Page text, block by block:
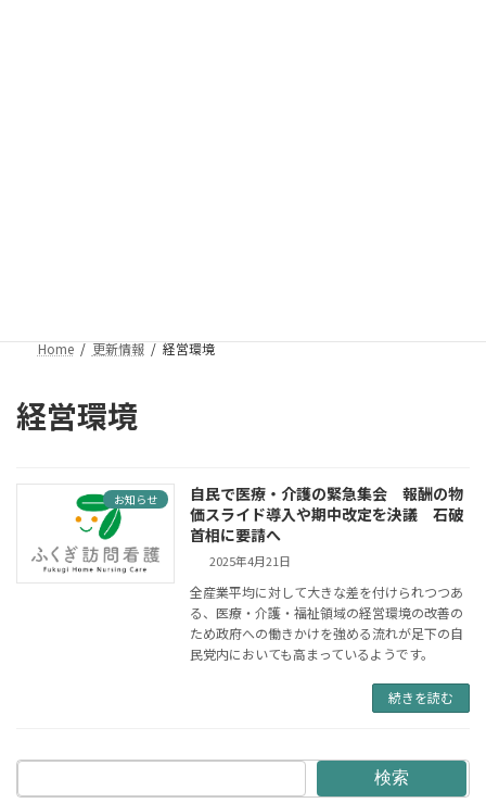
Home 更新情報 経営環境
経営環境
お知らせ
自民で医療・介護の緊急集会 報酬の物
価スライド導入や期中改定を決議 石破
首相に要請へ
2025年4月21日
全産業平均に対して大きな差を付けられつつあ
る、医療・介護・福祉領域の経営環境の改善の
ため政府への働きかけを強める流れが足下の自
民党内においても高まっているようです。
続きを読む
検索